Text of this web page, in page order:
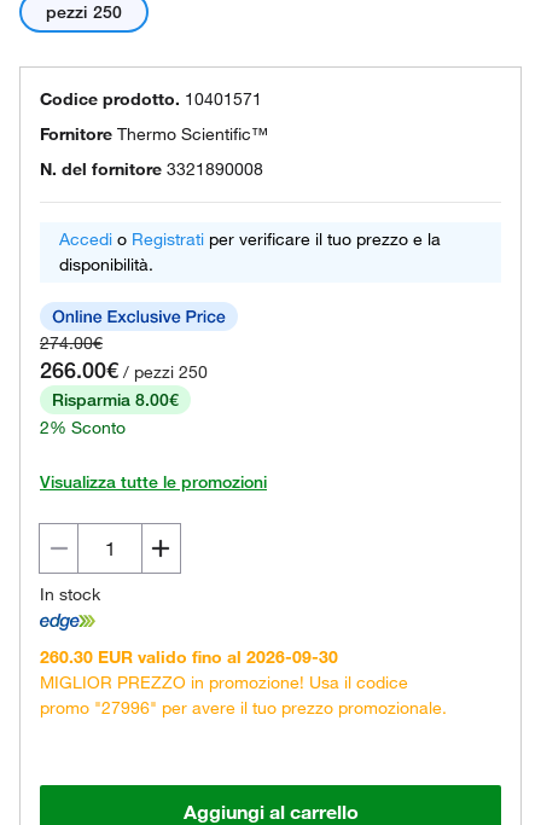
pezzi 250
Codice prodotto. 10401571
Fornitore Thermo Scientific™
N. del fornitore 3321890008
Accedi o Registrati per verificare il tuo prezzo e la
disponibilità.
274.00€
266.00€ / pezzi 250
Risparmia 8.00€
2% Sconto
Visualizza tutte le promozioni
In stock
260.30 EUR valido fino al 2026-09-30
MIGLIOR PREZZO in promozione! Usa il codice
promo "27996" per avere il tuo prezzo promozionale.
Aggiungi al carrello